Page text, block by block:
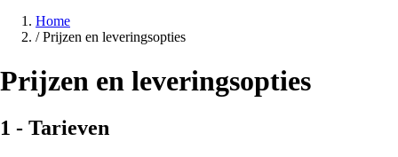
Home
/ Prijzen en leveringsopties
Prijzen en leveringsopties
1 - Tarieven